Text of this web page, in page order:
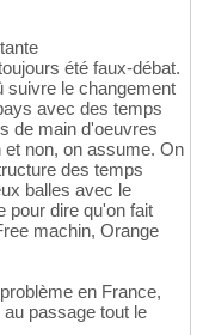
été faux-débat.
suivre le changement
avec des temps
de main d'oeuvres
non, on assume. On
des temps
balles avec le
pour dire qu'on fait
machin, Orange
en France,
passage tout le